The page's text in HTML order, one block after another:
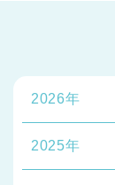
2026年
2025年